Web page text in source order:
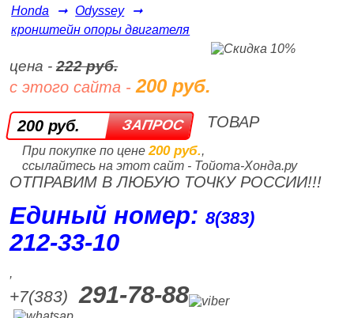
Honda ➞ Odyssey
➞
кронштейн опоры двигателя
цена -222 руб.
с этого сайта -200 руб.
200 руб.
При покупке по цене 200 руб.,
ссылайтесь на этот сайт - Тойота-Хонда.ру
ТОВАР
ОТПРАВИМ В ЛЮБУЮ ТОЧКУ РОССИИ!!!
Единый номер:8(383)
212‑33‑10
,
+7(383) 291-78-88